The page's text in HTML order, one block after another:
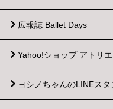
広報誌 Ballet Days
Yahoo!ショップ アトリ
ヨシノちゃんのLINEスタ